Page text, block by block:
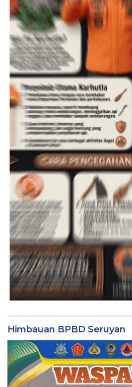
Himbauan BPBD Seruyan